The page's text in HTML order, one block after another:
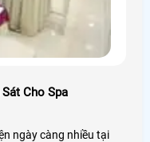
Cho Spa
ngày càng nhiều tại